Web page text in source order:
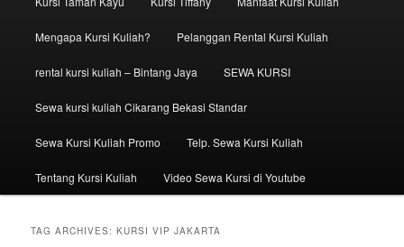
Mengapa Kursi Kuliah? Pelanggan Rental Kursi Kuliah
rental kursi kuliah – Bintang Jaya SEWA KURSI
Sewa kursi kuliah Cikarang Bekasi Standar
Sewa Kursi Kuliah Promo Telp. Sewa Kursi Kuliah
Tentang Kursi Kuliah Video Sewa Kursi di Youtube
TAG ARCHIVES:KURSI VIP JAKARTA